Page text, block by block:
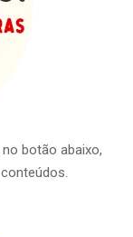
botão abaixo,